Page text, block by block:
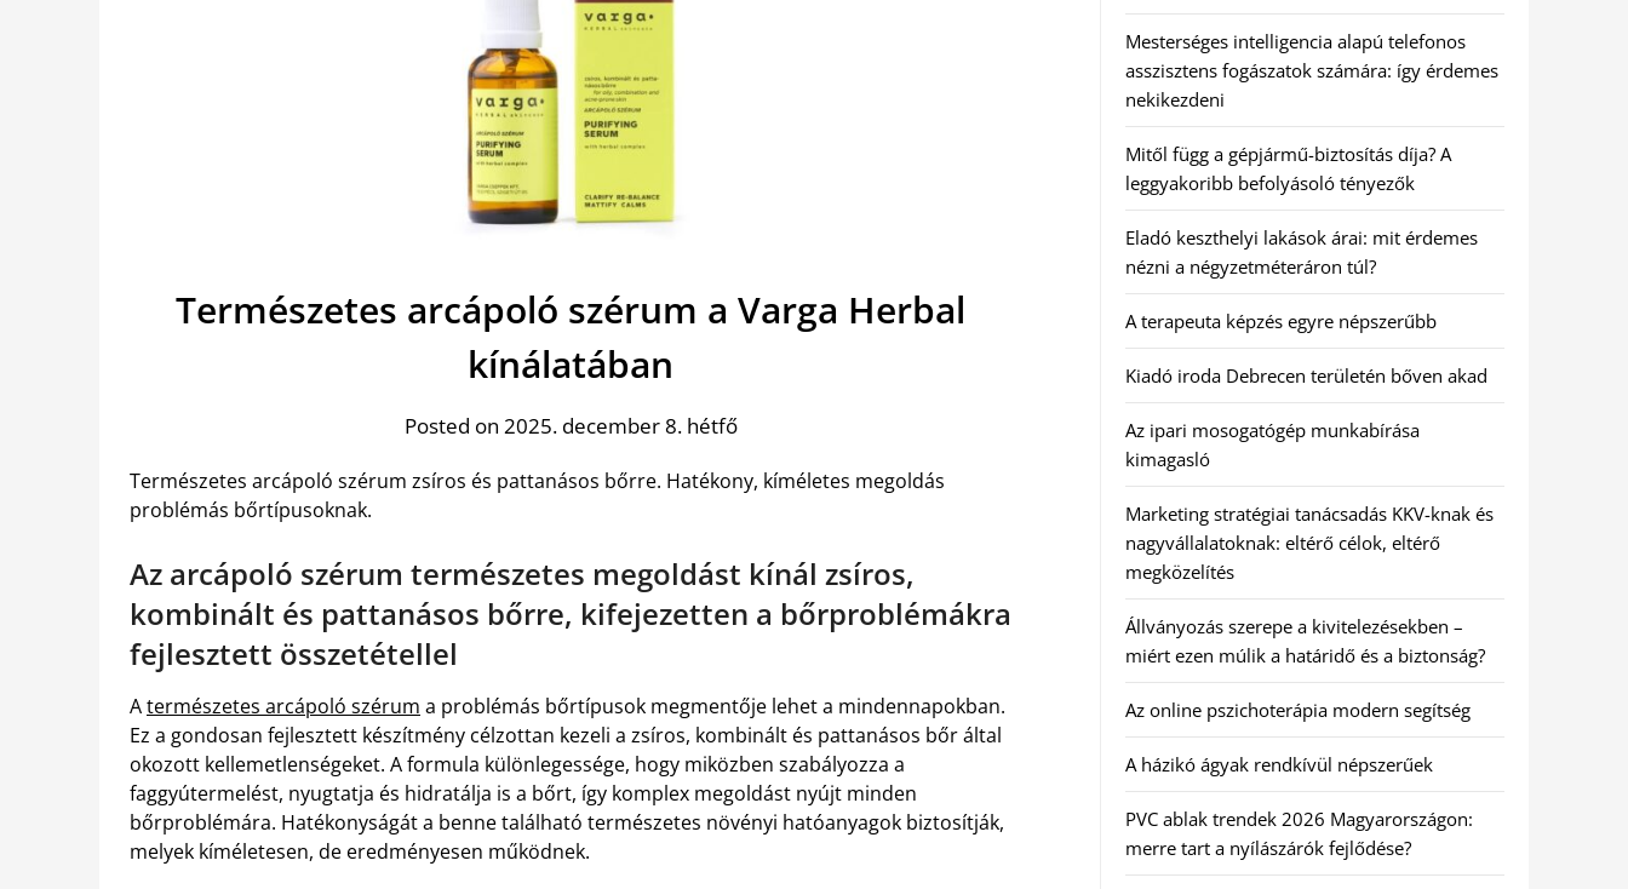
Természetes arcápoló szérum a Varga Herbal
kínálatában
Posted on 2025. december 8. hétfő
Természetes arcápoló szérum zsíros és pattanásos bőrre. Hatékony, kíméletes megoldás
problémás bőrtípusoknak.
Az arcápoló szérum természetes megoldást kínál zsíros,
kombinált és pattanásos bőrre, kifejezetten a bőrproblémákra
fejlesztett összetétellel
Atermészetes arcápoló szérum a problémás bőrtípusok megmentője lehet a mindennapokban.
Ez a gondosan fejlesztett készítmény célzottan kezeli a zsíros, kombinált és pattanásos bőr által
okozott kellemetlenségeket. A formula különlegessége, hogy miközben szabályozza a
faggyútermelést, nyugtatja és hidratálja is a bőrt, így komplex megoldást nyújt minden
bőrproblémára. Hatékonyságát a benne található természetes növényi hatóanyagok biztosítják,
melyek kíméletesen, de eredményesen működnek.
Mesterséges intelligencia alapú telefonos
asszisztens fogászatok számára: így érdemes
nekikezdeni
Mitől függ a gépjármű-biztosítás díja? A
leggyakoribb befolyásoló tényezők
Eladó keszthelyi lakások árai: mit érdemes
nézni a négyzetméteráron túl?
A terapeuta képzés egyre népszerűbb
Kiadó iroda Debrecen területén bőven akad
Az ipari mosogatógép munkabírása
kimagasló
Marketing stratégiai tanácsadás KKV-knak és
nagyvállalatoknak: eltérő célok, eltérő
megközelítés
Állványozás szerepe a kivitelezésekben –
miért ezen múlik a határidő és a biztonság?
Az online pszichoterápia modern segítség
A házikó ágyak rendkívül népszerűek
PVC ablak trendek 2026 Magyarországon:
merre tart a nyílászárók fejlődése?